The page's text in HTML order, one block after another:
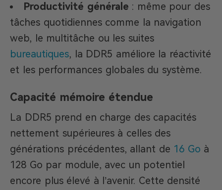
Productivité générale : même pour des
tâches quotidiennes comme la navigation
web, le multitâche ou les suites
bureautiques, la DDR5 améliore la réactivité
et les performances globales du système.
Capacité mémoire étendue
La DDR5 prend en charge des capacités
nettement supérieures à celles des
générations précédentes, allant de 16 Go à
128 Go par module, avec un potentiel
encore plus élevé à l’avenir. Cette densité